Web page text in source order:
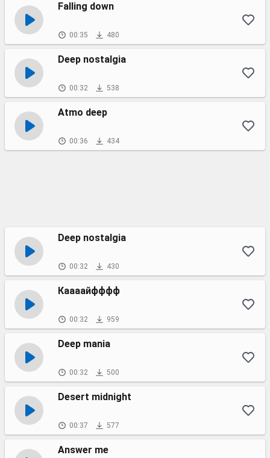
Falling down
00:35 480
Deep nostalgia
00:32 538
Atmo deep
00:36 434
Deep nostalgia
00:32 430
Каааайфффф
00:32 959
Deep mania
00:32 500
Desert midnight
00:37 577
Answer me